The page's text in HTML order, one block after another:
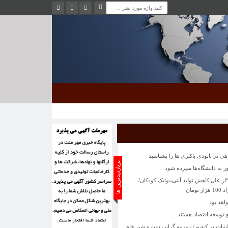
پربازدیدترین ها
علل کاهش تولید آنتی‌بیوتیک کودکان/
بود
توسعه اقتصاد هستند
در کشور/ زمزمه گرانی دوباره شیر خام
تماشای یک سانحه رانندگی
شدن به سبک زندگی است
با دوبال
در نابودی باکتری ها را بشناسید
به دانشگاه‌ها سپرده شود
علل کاهش تولید آنتی‌بیوتیک کودکان/
بود
اقتصاد هستند
در کشور/ زمزمه گرانی دوباره شیر خام